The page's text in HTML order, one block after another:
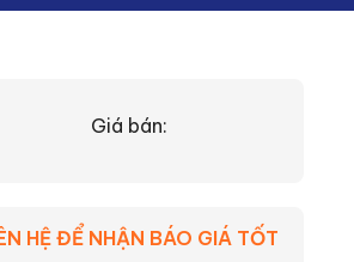
Giá bán:
HỆ ĐỂ NHẬN BÁO GIÁ TỐT